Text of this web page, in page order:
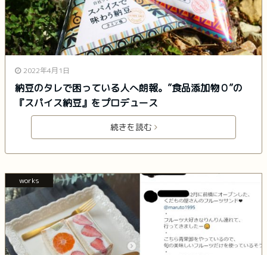
2022年4月1日
納豆のタレで困っている人へ朗報。”食品添加物０”の
『スパイス納豆』をプロデュース
続きを読む
works